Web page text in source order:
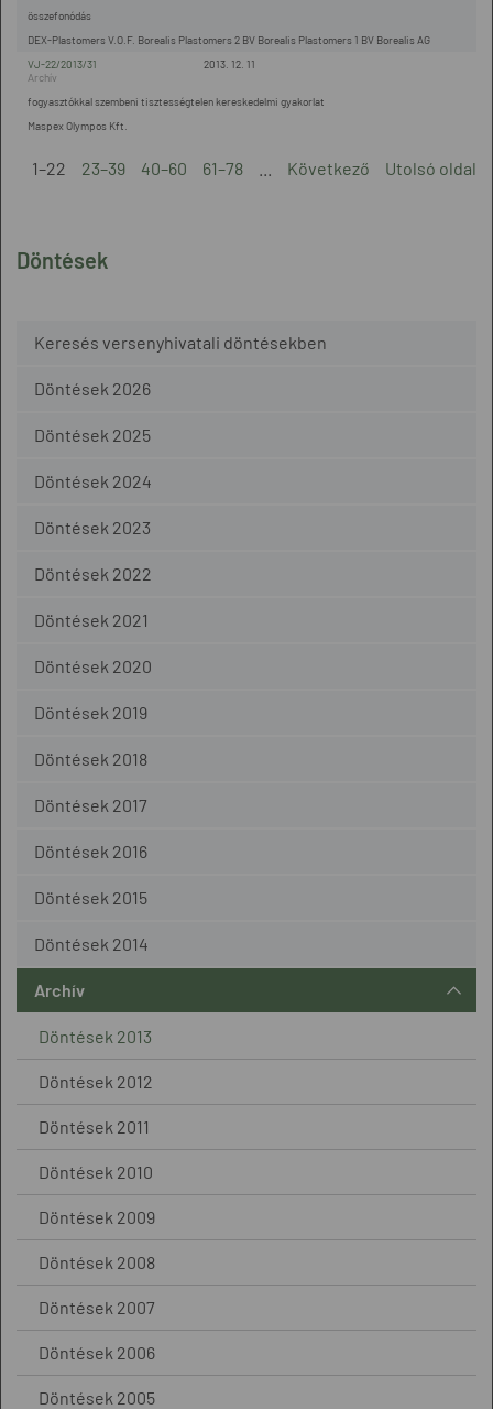
Döntések
Keresés versenyhivatali döntésekben
Döntések 2026
Döntések 2025
Döntések 2024
Döntések 2023
Döntések 2022
Döntések 2021
Döntések 2020
Döntések 2019
Döntések 2018
Döntések 2017
Döntések 2016
Döntések 2015
Döntések 2014
Archív
Döntések 2013
Döntések 2012
Döntések 2011
Döntések 2010
Döntések 2009
Döntések 2008
Döntések 2007
Döntések 2006
Döntések 2005
DEX-Plastomers V.O.F. Borealis Plastomers 2 BV Borealis Plastomers 1 BV Borealis AG
összefonódás
2013. 12. 11
VJ-22/2013/31
Maspex Olympos Kft.
fogyasztókkal szembeni tisztességtelen kereskedelmi gyakorlat
1–22 23–39 40–60 61–78 Következő Utolsó oldal